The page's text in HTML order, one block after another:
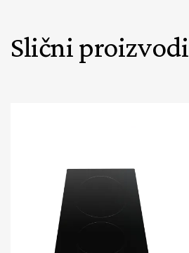
Slični proizvodi